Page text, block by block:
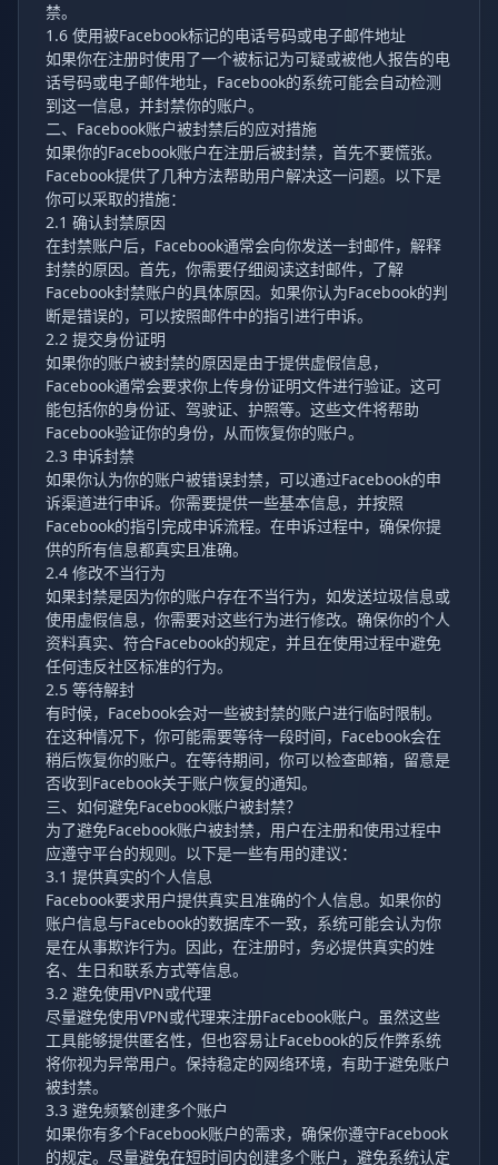
禁。
1.6 使用被Facebook标记的电话号码或电子邮件地址
如果你在注册时使用了一个被标记为可疑或被他人报告的电
话号码或电子邮件地址，Facebook的系统可能会自动检测
到这一信息，并封禁你的账户。
二、Facebook账户被封禁后的应对措施
如果你的Facebook账户在注册后被封禁，首先不要慌张。
Facebook提供了几种方法帮助用户解决这一问题。以下是
你可以采取的措施：
2.1 确认封禁原因
在封禁账户后，Facebook通常会向你发送一封邮件，解释
封禁的原因。首先，你需要仔细阅读这封邮件，了解
Facebook封禁账户的具体原因。如果你认为Facebook的判
断是错误的，可以按照邮件中的指引进行申诉。
2.2 提交身份证明
如果你的账户被封禁的原因是由于提供虚假信息，
Facebook通常会要求你上传身份证明文件进行验证。这可
能包括你的身份证、驾驶证、护照等。这些文件将帮助
Facebook验证你的身份，从而恢复你的账户。
2.3 申诉封禁
如果你认为你的账户被错误封禁，可以通过Facebook的申
诉渠道进行申诉。你需要提供一些基本信息，并按照
Facebook的指引完成申诉流程。在申诉过程中，确保你提
供的所有信息都真实且准确。
2.4 修改不当行为
如果封禁是因为你的账户存在不当行为，如发送垃圾信息或
使用虚假信息，你需要对这些行为进行修改。确保你的个人
资料真实、符合Facebook的规定，并且在使用过程中避免
任何违反社区标准的行为。
2.5 等待解封
有时候，Facebook会对一些被封禁的账户进行临时限制。
在这种情况下，你可能需要等待一段时间，Facebook会在
稍后恢复你的账户。在等待期间，你可以检查邮箱，留意是
否收到Facebook关于账户恢复的通知。
三、如何避免Facebook账户被封禁？
为了避免Facebook账户被封禁，用户在注册和使用过程中
应遵守平台的规则。以下是一些有用的建议：
3.1 提供真实的个人信息
Facebook要求用户提供真实且准确的个人信息。如果你的
账户信息与Facebook的数据库不一致，系统可能会认为你
是在从事欺诈行为。因此，在注册时，务必提供真实的姓
名、生日和联系方式等信息。
3.2 避免使用VPN或代理
尽量避免使用VPN或代理来注册Facebook账户。虽然这些
工具能够提供匿名性，但也容易让Facebook的反作弊系统
将你视为异常用户。保持稳定的网络环境，有助于避免账户
被封禁。
3.3 避免频繁创建多个账户
如果你有多个Facebook账户的需求，确保你遵守Facebook
的规定。尽量避免在短时间内创建多个账户，避免系统认定